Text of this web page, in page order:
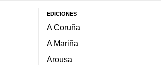
EDICIONES
A Coruña
A Mariña
Arousa